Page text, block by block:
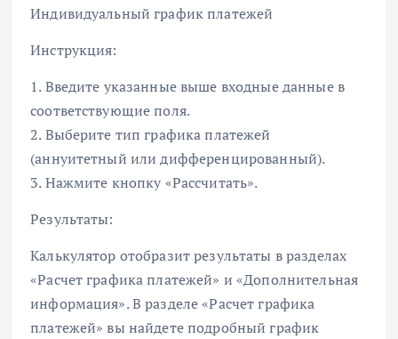
Индивидуальный график платежей
Инструкция:
1. Введите указанные выше входные данные в
соответствующие поля.
2. Выберите тип графика платежей
(аннуитетный или дифференцированный).
3. Нажмите кнопку «Рассчитать».
Результаты:
Калькулятор отобразит результаты в разделах
«Расчет графика платежей» и «Дополнительная
информация». В разделе «Расчет графика
платежей» вы найдете подробный график